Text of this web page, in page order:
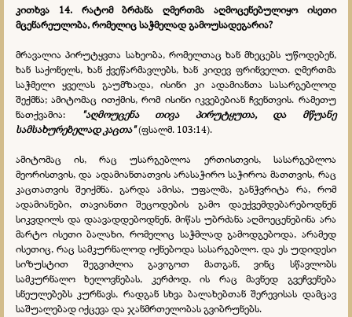
კითხვა 14. რატომ ბრძანა ღმერთმა აღმოცენებულიყო ისეთი
მცენარეულობა, რომელიც საჭმელად გამოუსადეგარია?
მრავალია პირუტყვთა სახეობა, რომელთაც ხან მხეცებს უწოდებენ,
ხან საქონელს, ხან ქვეწარმავლებს, ხან კიდევ ფრინველთ. ღმერთმა
საჭმელი ყველას გაუმზადა, ისინი კი ადამიანთა სასარგებლოდ
შექმნა; ამიტომაც ითქმის, რომ ისინი იკვებებიან ჩვენთვის. რამეთუ
ნათქვამია:
"აღმოუცენა თივა პირუტყუთა, და მწუანე
სამსახურებელად კაცთა"(ფსალმ. 103:14).
ამიტომაც ის, რაც უსარგებლოა ერთისთვის, სასარგებლოა
მეორისთვის, და ადამიანთათვის არასაჭირო საჭიროა მათთვის, რაც
კაცთათვის შეიქმნა. გარდა ამისა, უფალმა, განჭვრიტა რა, რომ
ადამიანები, თავიანთი შეცოდების გამო დაექვემდებარებოდნენ
სიკვდილს და დაავადდებოდნენ, მიწას უბრძანა აღმოეცენებინა არა
მარტო ისეთი ბალახი, რომელიც საჭმლად გამოდგებოდა, არამედ
ისეთიც, რაც სამკურნალოდ იქნებოდა სასარგებლო. და ეს უდიდესი
სიზუსტით შეგვიძლია გავიგოთ მათგან, ვინც სწავლობს
სამკურნალო ხელოვნებას, კერძოდ, ის რაც მავნედ გვეჩვენება
სნეულებებს კურნავს, რადგან სხვა ბალახებთან შერევისას დამცავ
საშუალებად იქცევა და ჯანმრთელობას გვიბრუნებს.